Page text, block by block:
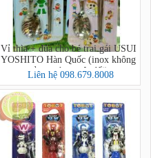
Vỉ thìa + đũa cho bé trai gái USUI
YOSHITO Hàn Quốc (inox không
gỉ,an toàn tuyệt đối)
Liên hệ 098.679.8008